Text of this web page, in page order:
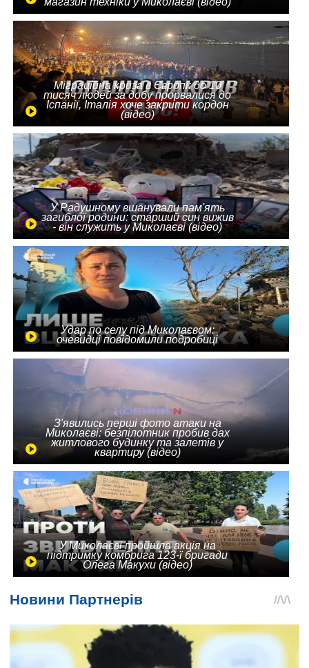
Міграційна криза в Європі: до 10
тисяч людей за добу прорвалися до
Іспанії, Італія хоче закрити кордон
(відео)
У Радушному вшанували пам'ять
загиблої родини: старший син вижив
- він служить у Миколаєві (відео)
Удар по селу під Миколаєвом:
очевидці повідомили подробиці
З'явились перші фото атаки на
Миколаєві: безпілотник пробив дах
житлового будинку та залетів у
квартиру (відео)
У Миколаєві пройшла акція на
підтримку комбрига 123-ї бригади
Олега Макухи (відео)